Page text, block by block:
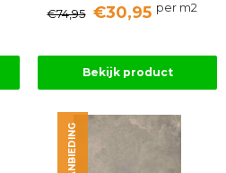
€74,95 €30,95 per m2
Bekijk product
AANBIEDING